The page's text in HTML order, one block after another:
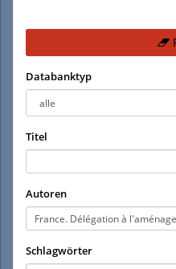
Databanktyp
Titel
Autoren
Schlagwörter